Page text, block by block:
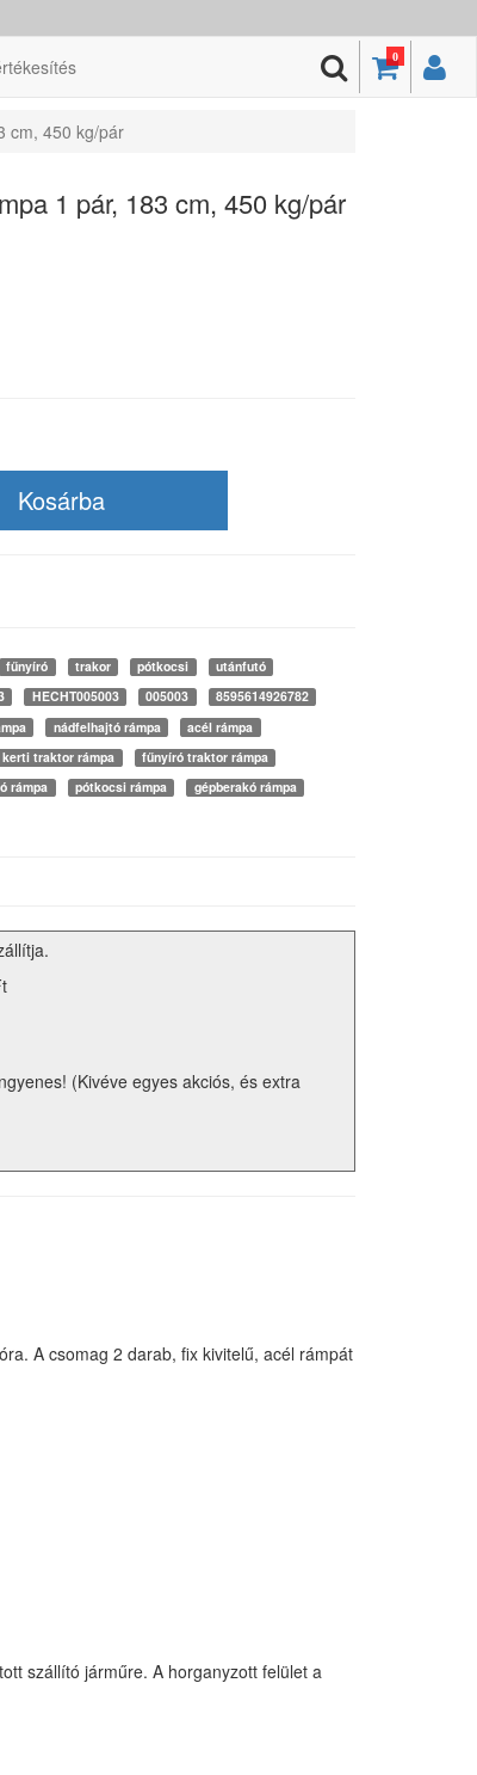
0
cm, 450 kg/pár
1 pár, 183 cm, 450 kg/pár
fűnyíró trakor pótkocsi
utánfutó
HECHT005003 005003
8595614926782
nádfelhajtó rámpa
acél rámpa
kerti traktor rámpa
fűnyíró traktor rámpa
rámpa pótkocsi rámpa
gépberakó rámpa
(Kivéve egyes akciós, és extra
A csomag 2 darab, fix kivitelű, acél rámpát
szállító járműre. A horganyzott felület a